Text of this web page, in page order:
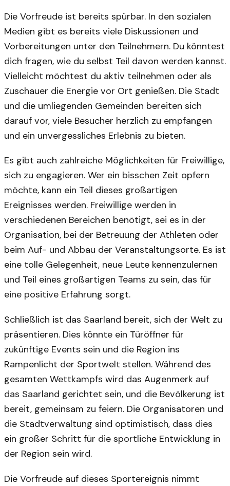
Die Vorfreude ist bereits spürbar. In den sozialen
Medien gibt es bereits viele Diskussionen und
Vorbereitungen unter den Teilnehmern. Du könntest
dich fragen, wie du selbst Teil davon werden kannst.
Vielleicht möchtest du aktiv teilnehmen oder als
Zuschauer die Energie vor Ort genießen. Die Stadt
und die umliegenden Gemeinden bereiten sich
darauf vor, viele Besucher herzlich zu empfangen
und ein unvergessliches Erlebnis zu bieten.
Es gibt auch zahlreiche Möglichkeiten für Freiwillige,
sich zu engagieren. Wer ein bisschen Zeit opfern
möchte, kann ein Teil dieses großartigen
Ereignisses werden. Freiwillige werden in
verschiedenen Bereichen benötigt, sei es in der
Organisation, bei der Betreuung der Athleten oder
beim Auf- und Abbau der Veranstaltungsorte. Es ist
eine tolle Gelegenheit, neue Leute kennenzulernen
und Teil eines großartigen Teams zu sein, das für
eine positive Erfahrung sorgt.
Schließlich ist das Saarland bereit, sich der Welt zu
präsentieren. Dies könnte ein Türöffner für
zukünftige Events sein und die Region ins
Rampenlicht der Sportwelt stellen. Während des
gesamten Wettkampfs wird das Augenmerk auf
das Saarland gerichtet sein, und die Bevölkerung ist
bereit, gemeinsam zu feiern. Die Organisatoren und
die Stadtverwaltung sind optimistisch, dass dies
ein großer Schritt für die sportliche Entwicklung in
der Region sein wird.
Die Vorfreude auf dieses Sportereignis nimmt